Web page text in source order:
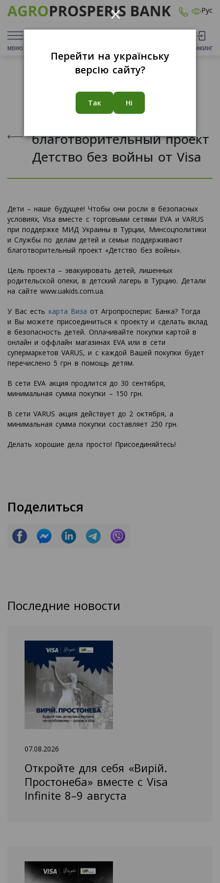
Рус
МЕНЮ БАНКИНГ
благотворительный проект
Детство без войны от Visa
Дети – наше будущее! Чтобы они росли в безопасных
условиях, Visa вместе с торговыми сетями EVA и VARUS
при поддержке МИД Украины в Турции, Минсоцполитики
и Службы по делам детей и семьи поддерживают
благотворительный проект «Детство без войны».
Цель проекта – эвакуировать детей, лишенных
родительской опеки, в детский лагерь в Турцию. Детали
на сайте www.uakids.com.ua.
У Вас есть карта Виза от Агропросперис Банка? Тогда
и Вы можете присоединиться к проекту и сделать вклад
в безопасность детей. Оплачивайте покупки картой в
онлайн и оффлайн магазинах EVA или в сети
супермаркетов VARUS, и с каждой Вашей покупки будет
перечислено 5 грн в помощь детям.
В сети EVA акция продлится до 30 сентября,
минимальная сумма покупки – 150 грн.
В сети VARUS акция действует до 2 октября, а
минимальная сумма покупки составляет 250 грн.
Делать хорошие дела просто! Присоединяйтесь!
Поделиться
Последние новости
07.08.2026
Откройте для себя «Вирій.
Простонеба» вместе с Visa
Infinite 8–9 августа
×
Перейти на українську
версію сайту?
Так Ні